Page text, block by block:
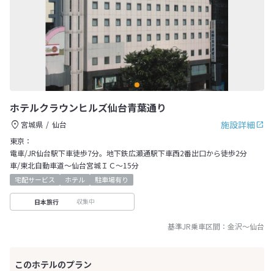
ホテルクラウンヒルズ仙台青葉通り
施設詳細
宮城県
仙台
東京：
電車/JR仙台駅下車徒歩7分。地下鉄広瀬通駅下車西2番出口から徒歩2分
車/東北自動車道～仙台宮城ＩＣ～15分
宅配サービス ホテル 駐車場有り
日本旅行 収集中
基準JR乗車区間： 金沢～仙台